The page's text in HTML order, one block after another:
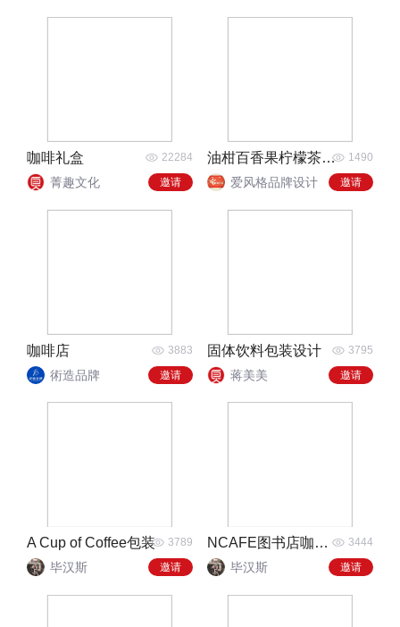
咖啡礼盒 22284
菁趣文化 邀请
油柑百香果柠檬茶包装袋礼盒设计 1490
爱风格品牌设计 邀请
咖啡店 3883
術造品牌 邀请
固体饮料包装设计 3795
蒋美美 邀请
A Cup of Coffee包装 3789
毕汉斯 邀请
NCAFE图书店咖啡包装 3444
毕汉斯 邀请